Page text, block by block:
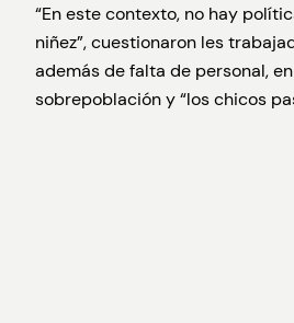
“En este contexto, no hay
niñez”, cuestionaron les
además de falta de personal,
sobrepoblación y “los chicos